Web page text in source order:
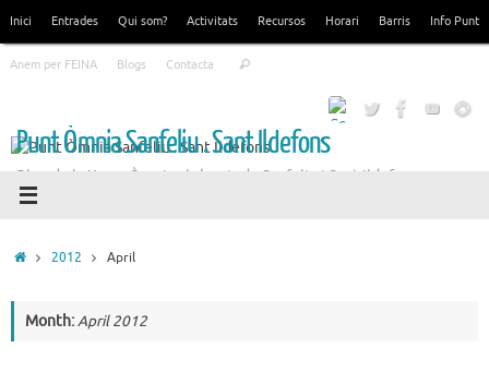
content
Inici Entrades Qui som? Activitats Recursos Horari Barris Info Punt
Anem per FEINA Blogs Contacta Search
Punt Òmnia Sanfeliu . Sant Ildefons
Blog de la Xarxa Òmnia als barris de Sanfeliu i Sant Ildefons
Home2012 April
Month:April 2012